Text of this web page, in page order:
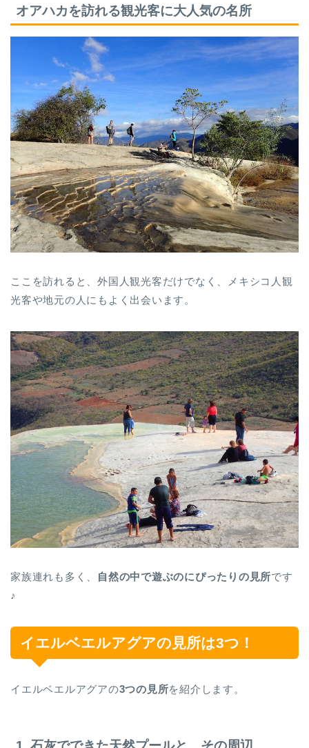
オアハカを訪れる観光客に大人気の名所
ここを訪れると、外国人観光客だけでなく、メキシコ人観
光客や地元の人にもよく出会います。
家族連れも多く、 自然の中で遊ぶのにぴったりの見所です
♪
イエルベエルアグアの見所は3つ！
イエルベエルアグアの3つの見所を紹介します。